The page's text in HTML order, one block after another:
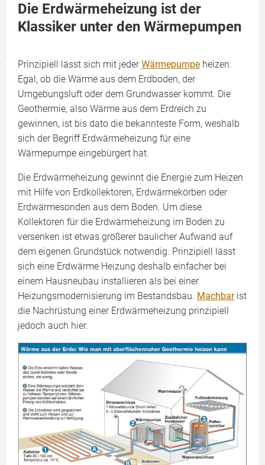
Die Erdwärmeheizung ist der
Klassiker unter den Wärmepumpen
Prinzipiell lässt sich mit jederWärmepumpe heizen.
Egal, ob die Wärme aus dem Erdboden, der
Umgebungsluft oder dem Grundwasser kommt. Die
Geothermie, also Wärme aus dem Erdreich zu
gewinnen, ist bis dato die bekannteste Form, weshalb
sich der Begriff Erdwärmeheizung für eine
Wärmepumpe eingebürgert hat.
Die Erdwärmeheizung gewinnt die Energie zum Heizen
mit Hilfe von Erdkollektoren, Erdwärmekörben oder
Erdwärmesonden aus dem Boden. Um diese
Kollektoren für die Erdwärmeheizung im Boden zu
versenken ist etwas größerer baulicher Aufwand auf
dem eigenen Grundstück notwendig. Prinzipiell lässt
sich eine Erdwärme Heizung deshalb einfacher bei
einem Hausneubau installieren als bei einer
Heizungsmodernisierung im Bestandsbau. Machbarist
die Nachrüstung einer Erdwärmeheizung prinzipiell
jedoch auch hier.